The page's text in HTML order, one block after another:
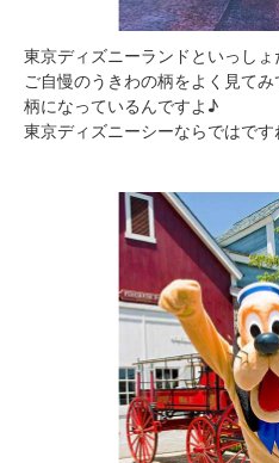
東京ディズニーランドといっしょ
ご自慢のうきわの柄をよく見て
柄になっているんですよ♪
東京ディズニーシーならではです